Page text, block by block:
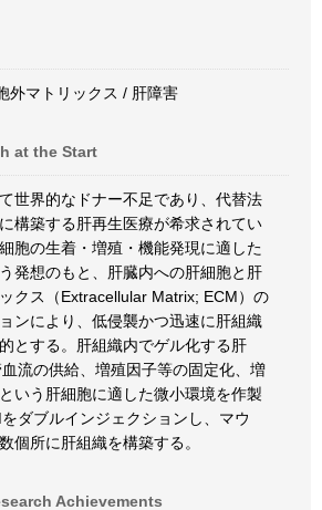
外マトリックス / 肝障害
at the Start
世界的なドナー不足であり、代替法
構築する肝再生医療が希求されてい
胞の生着・増殖・機能発現に適した
発想のもと、肝臓内への肝細胞と肝
クス（Extracellular Matrix; ECM）の
ンにより、低侵襲かつ迅速に肝組織
とする。肝組織内でゲル化する肝
流の供給、増殖因子等の固定化、増
いう肝細胞に適した微小環境を作製
ダブルインジェクションし、マウ
個所に肝組織を構築する。
Achievements